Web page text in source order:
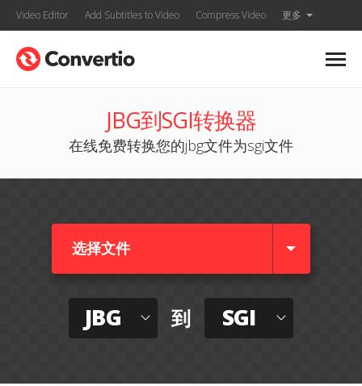
Video Editor Add Subtitles to Video Compress Video 更多
JBG到SGI转换器
在线免费转换您的jbg文件为sgi文件
选择文件
JBG 到 SGI